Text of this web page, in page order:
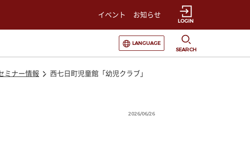
イベント お知らせ
LOGIN
選択すると言語の切替が発生します
LANGUAGE
SEARCH
ミナー情報 西七日町児童館「幼児クラブ」
2026/06/26